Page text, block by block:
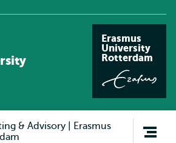
& Advisory | Erasmus
Erasmus
University
Rotterdam